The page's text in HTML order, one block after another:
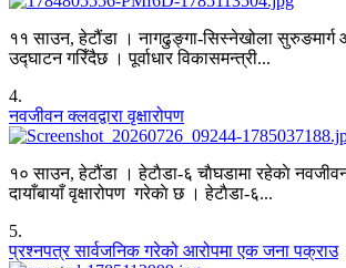
११ साउन, हेटौंडा । नागढुङ्गा-सिस्नेखोला
उद्घाटन गरिँदैछ । पूर्वाधार विकासमन्त्री...
4.
नवजीवन क्लवद्वारा वृक्षारोपण
१० साउन, हेटौंडा । हेटाैडा-६ चाैघडामा रहेकाे
दायाँबायाँ वृक्षारोपण गरेकाे छ । हेटाैडा-६...
5.
प्रश्नपत्र सार्वजनिक गरेको आरोपमा एक जना पक्राउ